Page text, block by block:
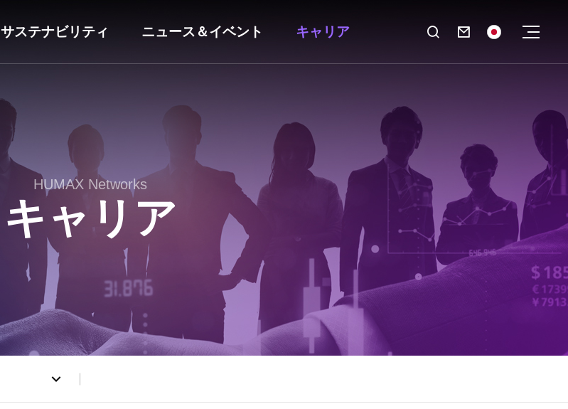
サステナビリティ ニュース＆イベント キャリア 
HUMAX Networks
キャリア